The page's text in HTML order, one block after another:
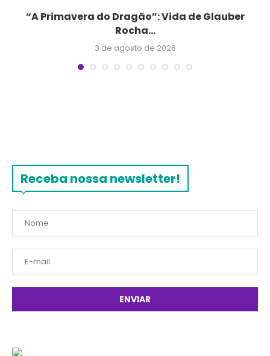
“A Primavera do Dragão”: Vida de Glauber
Rocha...
3 de agosto de 2026
Receba nossa newsletter!